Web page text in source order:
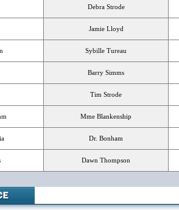
Debra Strode
Jamie Lloyd
Sybille Tureau
Barry Simms
Tim Strode
Mme Blankenship
Dr. Bonham
Dawn Thompson